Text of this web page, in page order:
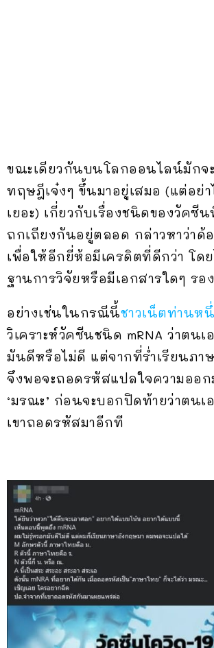
ขณะเดียวกันบนโลกออนไลน์มักจ
ทฤษฎีเจ๋งๆ ขึ้นมาอยู่เสมอ (แต่อย่
เยอะ) เกี่ยวกับเรื่องชนิดของวัคซี
ถกเถียงกันอยู่ตลอด กล่าวหาว่าด้
เพื่อให้อีกยี่ห้อมีเครดิตที่ดีกว่า โด
ฐานการวิจัยหรือมีเอกสารใดๆ รอ
อย่างเช่นในกรณีนี้ชาวเน็ตท่านห
วิเคราะห์วัคซีนชนิด mRNA ว่าตนเ
มันดีหรือไม่ดี แต่จากที่ร่ำเรียนภา
จึงพอจะถอดรหัสแปลใจความออก
‘มรณะ’ ก่อนจะบอกปิดท้ายว่าตนเ
เขาถอดรหัสมาอีกที